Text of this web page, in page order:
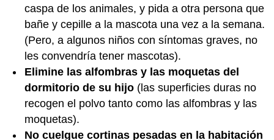
caspa de los animales, y pida a otra persona que
bañe y cepille a la mascota una vez a la semana.
(Pero, a algunos niños con síntomas graves, no
les convendría tener mascotas).
Elimine las alfombras y las moquetas del
dormitorio de su hijo (las superficies duras no
recogen el polvo tanto como las alfombras y las
moquetas).
No cuelgue cortinas pesadas en la habitación